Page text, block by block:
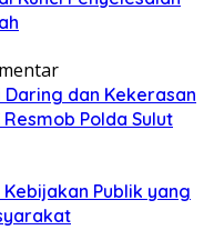
Daring dan Kekerasan
Polda Sulut
Publik yang